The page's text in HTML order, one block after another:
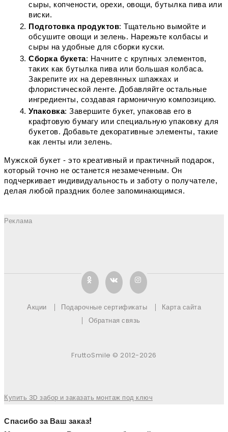
сыры, копчености, орехи, овощи, бутылка пива или
виски.
Подготовка продуктов: Тщательно вымойте и
обсушите овощи и зелень. Нарежьте колбасы и
сыры на удобные для сборки куски.
Сборка букета: Начните с крупных элементов,
таких как бутылка пива или большая колбаса.
Закрепите их на деревянных шпажках и
флористической ленте. Добавляйте остальные
ингредиенты, создавая гармоничную композицию.
Упаковка: Завершите букет, упаковав его в
крафтовую бумагу или специальную упаковку для
букетов. Добавьте декоративные элементы, такие
как ленты или зелень.
Мужской букет - это креативный и практичный подарок,
который точно не останется незамеченным. Он
подчеркивает индивидуальность и заботу о получателе,
делая любой праздник более запоминающимся.
Реклама
Акции Подарочные сертификаты
Карта сайта
Обратная связь
FruttoSmile © 2012-2026
Купить 3D забор и заказать монтаж под ключ
Спасибо за Ваш заказ!